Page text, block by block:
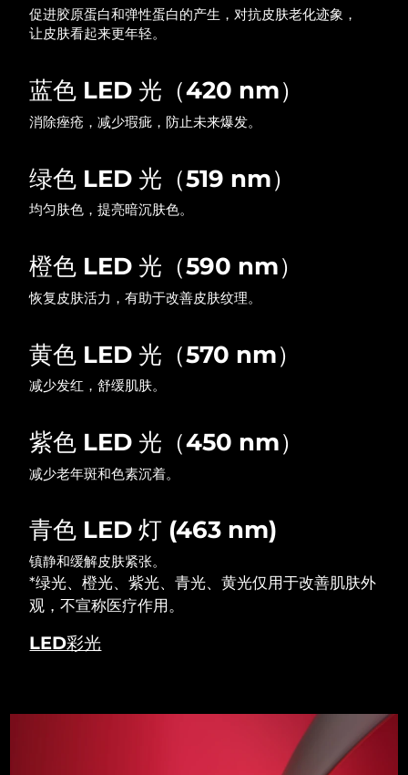
促进胶原蛋白和弹性蛋白的产生，对抗皮肤老化迹象，
让皮肤看起来更年轻。
蓝色 LED 光（420 nm）
消除痤疮，减少瑕疵，防止未来爆发。
绿色 LED 光（519 nm）
均匀肤色，提亮暗沉肤色。
橙色 LED 光（590 nm）
恢复皮肤活力，有助于改善皮肤纹理。
黄色 LED 光（570 nm）
减少发红，舒缓肌肤。
紫色 LED 光（450 nm）
减少老年斑和色素沉着。
青色 LED 灯 (463 nm)
镇静和缓解皮肤紧张。
*绿光、橙光、紫光、青光、黄光仅用于改善肌肤外
观，不宣称医疗作用。
LED彩光
马来西亚 预计送达日期12/8/26
荷兰 预计送达日期
挪威 预计送达日期
菲律宾 预计送达日期
葡萄牙 预计送达日期
卡塔尔 预计送达日期
留尼汪 预计送达日期14/8/26
预计送达日期 11/8/26